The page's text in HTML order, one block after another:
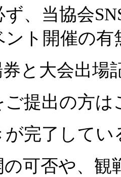
、当協会
ント開催の
券と大会出
ご提出の方
が完了して
可否や、